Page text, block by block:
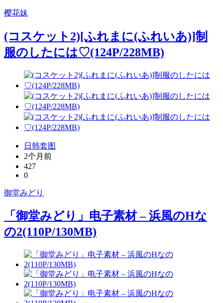
樱花妹
(コスケット2)[ふれまに(ふれいあ)]制
服のしたには♡(124P/228MB)
日韩套图
2个月前
427
0
御堂みどり
「御堂みどり」电子素材 – 浜風のHな
の2(110P/130MB)